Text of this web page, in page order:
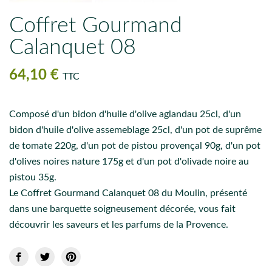
Coffret Gourmand
Calanquet 08
64,10 € TTC
Composé d'un bidon d'huile d'olive aglandau 25cl, d'un
bidon d'huile d'olive assemeblage 25cl, d'un pot de suprême
de tomate 220g, d'un pot de pistou provençal 90g, d'un pot
d'olives noires nature 175g et d'un pot d'olivade noire au
pistou 35g.
Le Coffret Gourmand Calanquet 08 du Moulin, présenté
dans une barquette soigneusement décorée, vous fait
découvrir les saveurs et les parfums de la Provence.